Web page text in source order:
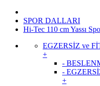
SPOR DALLARI
Hi-Tec 110 cm Yassı
EGZERSİZ ve
+
-
-
+